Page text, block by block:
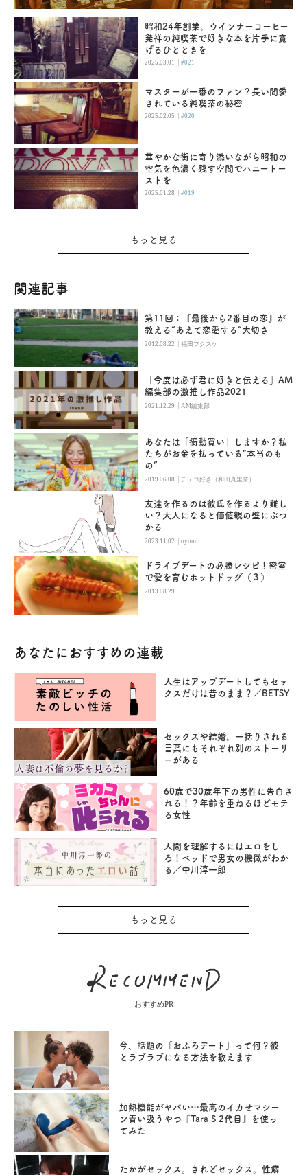
昭和24年創業。ウインナーコーヒー
発祥の純喫茶で好きな本を片手に寛
げるひとときを
2025.03.01 |#021
マスターが一番のファン？長い間愛
されている純喫茶の秘密
2025.02.05 |#020
華やかな街に寄り添いながら昭和の
空気を色濃く残す空間でハニートー
ストを
2025.01.28 |#019
もっと見る
関連記事
第11回：『最後から2番目の恋』が
教える“あえて恋愛する”大切さ
2012.08.22 |福田フクスケ
「今度は必ず君に好きと伝える」AM
編集部の激推し作品2021
2021.12.29 |AM編集部
あなたは「衝動買い」しますか？私
たちがお金を払っている“本当のも
の”
2019.06.08 |チェコ好き（和田真里奈）
友達を作るのは彼氏を作るより難し
い？大人になると価値観の壁にぶつ
かる
2023.11.02 |oyumi
ドライブデートの必勝レシピ！密室
で愛を育むホットドッグ（３）
2013.08.29
あなたにおすすめの連載
人生はアップデートしてもセッ
クスだけは昔のまま？／BETSY
セックスや結婚。一括りされる
言葉にもそれぞれ別のストーリ
ーがある
60歳で30歳年下の男性に告白さ
れる！？年齢を重ねるほどモテ
る女性
人間を理解するにはエロをし
ろ！ベッドで男女の機微がわか
る／中川淳一郎
もっと見る
おすすめPR
今、話題の「おふろデート」って何？彼
とラブラブになる方法を教えます
加熱機能がヤバい…最高のイカせマシー
ン青い吸うやつ『Tara S 2代目』を使っ
てみた
たかがセックス。されどセックス。性癖